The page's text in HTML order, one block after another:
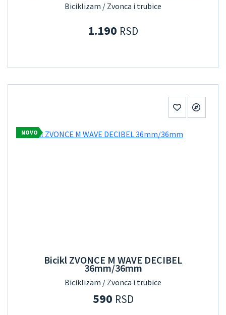
Biciklizam / Zvonca i trubice
1.190 RSD
NOVO
Bicikl ZVONCE M WAVE DECIBEL
36mm/36mm
Biciklizam / Zvonca i trubice
590 RSD